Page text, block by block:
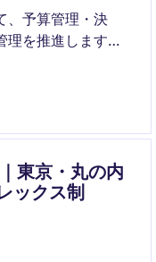
、予算管理・決
理を推進します。
の構築・業務改革
に貢献します。
東京・丸の内
ックス制